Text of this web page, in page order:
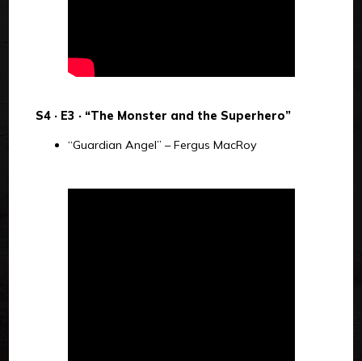
S4 · E3 · “The Monster and the Superhero”
“Guardian Angel” – Fergus MacRoy